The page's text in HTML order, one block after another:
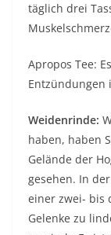
täglich drei
Apropos Tee:
Entzündungen
Weidenrinde:
haben, haben
Gelände der
gesehen. In
einer zwei- bis
Gelenke zu